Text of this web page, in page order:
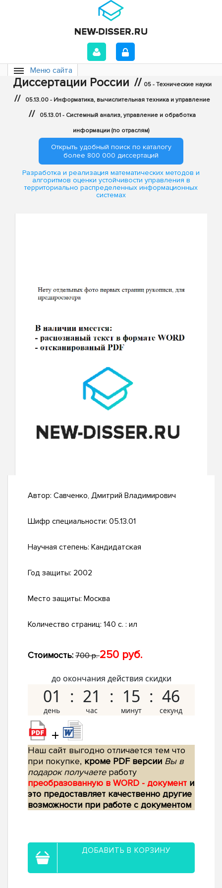
Меню сайта
Диссертации России // 05 - Технические науки
// 05.13.00 - Информатика, вычислительная техника и управление
// 05.13.01 - Системный анализ, управление и обработка
информации (по отраслям)
Открыть удобный поиск по каталогу
более 800 000 диссертаций
Разработка и реализация математических методов и
алгоритмов оценки устойчивости управления в
территориально распределенных информационных
системах
Автор: Савченко, Дмитрий Владимирович
Шифр специальности: 05.13.01
Научная степень: Кандидатская
Год защиты: 2002
Место защиты: Москва
Количество страниц: 140 с. : ил
Стоимость: 700 р.250 руб.
до окончания действия скидки
01 21 15 45
+
Наш сайт выгодно отличается тем что
при покупке, кроме PDF версии Вы в
подарок получаетеработу
преобразованную в WORD - документ и
это предоставляет качественно другие
возможности при работе с документом
ДОБАВИТЬ В КОРЗИНУ